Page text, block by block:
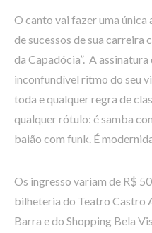
O canto vai fazer uma única
de sucessos de sua carreira
da Capadócia”. A
inconfundível ritmo do seu
toda e qualquer regra de
qualquer rótulo: é samba
baião com funk. É
Os ingresso variam de R$
bilheteria do Teatro Castro
Barra e do Shopping Bela